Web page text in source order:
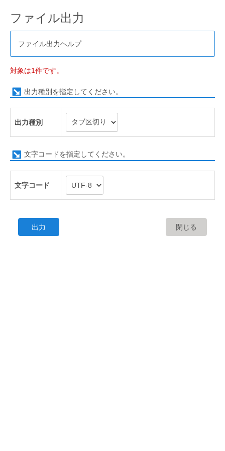
ファイル出力
ファイル出力ヘルプ
対象は1件です。
出力種別を指定してください。
出力種別
文字コードを指定してください。
文字コード